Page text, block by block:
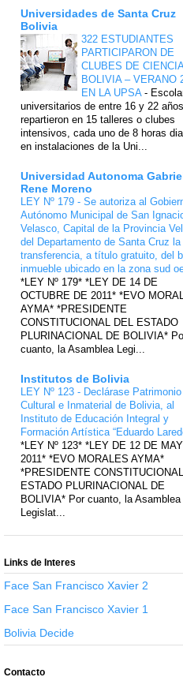
Universidades de Santa Cruz
Bolivia
322 ESTUDIANTES
PARTICIPARON DE
CLUBES DE CIENCIA
BOLIVIA – VERANO
EN LA UPSA -
universitarios de entre 16 y 22
repartieron en 15 talleres o clubes
intensivos, cada uno de 8 horas
en instalaciones de la Uni...
Universidad Autonoma
Rene Moreno
LEY Nº 179 - Se autoriza al
Autónomo Municipal de San
Velasco, Capital de la Provincia
del Departamento de Santa Cruz la
transferencia, a título gratuito, del
inmueble ubicado en la zona sud
*LEY Nº 179* *LEY DE 14 DE
OCTUBRE DE 2011* *EVO
AYMA* *PRESIDENTE
CONSTITUCIONAL DEL ESTADO
PLURINACIONAL DE BOLIVIA*
cuanto, la Asamblea Legi...
Institutos de Bolivia
LEY Nº 123 - Declárase Patrimonio
Cultural e Inmaterial de Bolivia, al
Instituto de Educación Integral y
Formación Artística “Eduardo
*LEY Nº 123* *LEY DE 12 DE
2011* *EVO MORALES AYMA*
*PRESIDENTE
ESTADO PLURINACIONAL DE
BOLIVIA* Por cuanto, la Asamblea
Legislat...
Links de Interes
Face San Francisco Xavier 2
Face San Francisco Xavier 1
Bolivia Decide
Contacto